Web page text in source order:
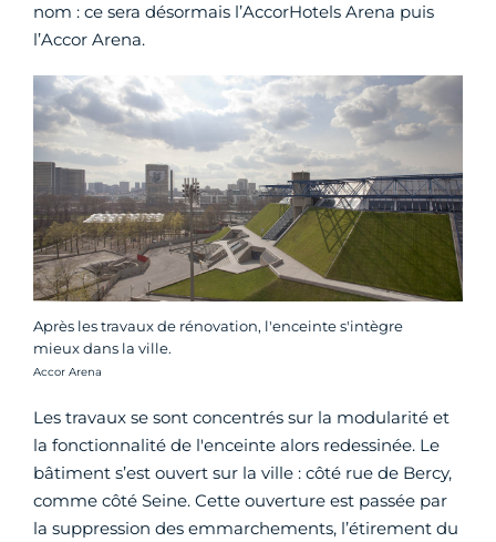
nom : ce sera désormais l’AccorHotels Arena puis
l’Accor Arena.
Après les travaux de rénovation, l'enceinte s'intègre
mieux dans la ville.
Crédit photo :
Accor Arena
Les travaux se sont concentrés sur la modularité et
la fonctionnalité de l'enceinte alors redessinée. Le
bâtiment s’est ouvert sur la ville : côté rue de Bercy,
comme côté Seine. Cette ouverture est passée par
la suppression des emmarchements, l’étirement du